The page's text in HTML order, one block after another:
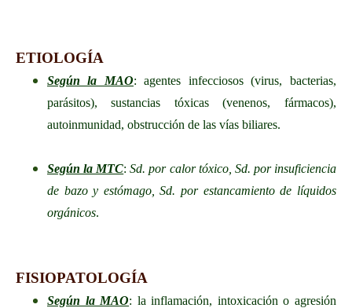
ETIOLOGÍA
Según la MAO: agentes infecciosos (virus, bacterias,
parásitos), sustancias tóxicas (venenos, fármacos),
autoinmunidad, obstrucción de las vías biliares.
Según la MTC:Sd. por calor tóxico, Sd. por insuficiencia
de bazo y estómago, Sd. por estancamiento de líquidos
orgánicos.
FISIOPATOLOGÍA
Según la MAO: la inflamación, intoxicación o agresión